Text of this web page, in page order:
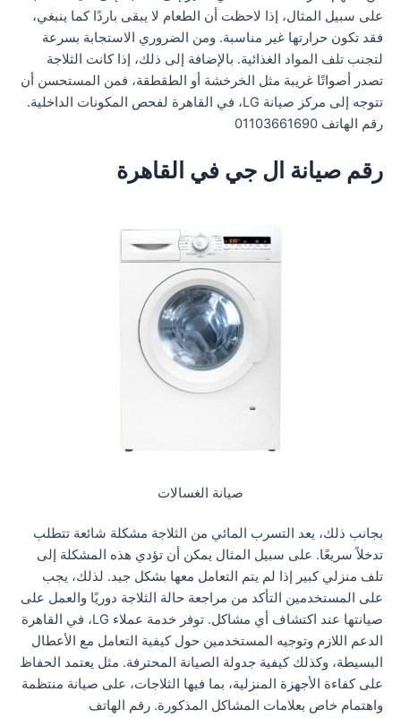
على سبيل المثال، إذا لاحظت أن الطعام لا يبقى باردًا كما ينبغي،
فقد تكون حرارتها غير مناسبة. ومن الضروري الاستجابة بسرعة
لتجنب تلف المواد الغذائية. بالإضافة إلى ذلك، إذا كانت الثلاجة
تصدر أصواتًا غريبة مثل الخرخشة أو الطقطقة، فمن المستحسن أن
تتوجه إلى مركز صيانة LG، في القاهرة لفحص المكونات الداخلية.
رقم الهاتف 01103661690
رقم صيانة ال جي في القاهرة
صيانة الغسالات
بجانب ذلك، يعد التسرب المائي من الثلاجة مشكلة شائعة تتطلب
تدخلاً سريعًا. على سبيل المثال يمكن أن تؤدي هذه المشكلة إلى
تلف منزلي كبير إذا لم يتم التعامل معها بشكل جيد. لذلك، يجب
على المستخدمين التأكد من مراجعة حالة الثلاجة دوريًا والعمل على
صيانتها عند اكتشاف أي مشاكل. توفر خدمة عملاء LG، في القاهرة
الدعم اللازم وتوجيه المستخدمين حول كيفية التعامل مع الأعطال
البسيطة، وكذلك كيفية جدولة الصيانة المحترفة. مثل يعتمد الحفاظ
على كفاءة الأجهزة المنزلية، بما فيها الثلاجات، على صيانة منتظمة
واهتمام خاص بعلامات المشاكل المذكورة. رقم الهاتف